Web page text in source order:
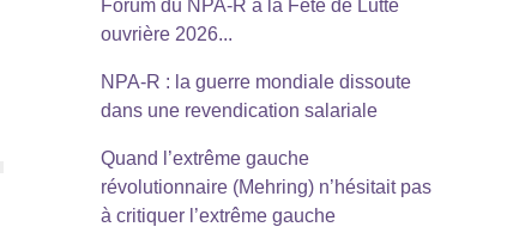
Forum du NPA-R à la Fête de Lutte
ouvrière 2026...
NPA-R : la guerre mondiale dissoute
dans une revendication salariale
Quand l’extrême gauche
révolutionnaire (Mehring) n’hésitait pas
à critiquer l’extrême gauche